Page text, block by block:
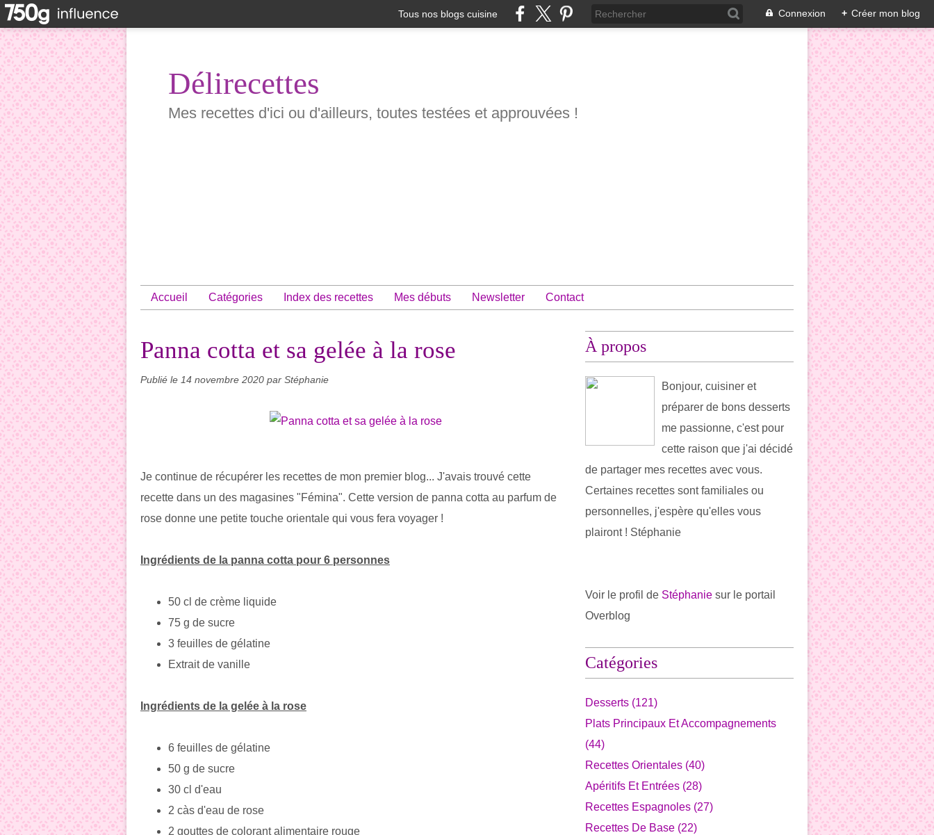
Tous nos blogs cuisine Connexion + Créer mon blog
Délirecettes
Mes recettes d'ici ou d'ailleurs, toutes testées et approuvées !
Accueil Catégories Index des recettes Mes débuts Newsletter Contact
Panna cotta et sa gelée à la rose
Publié le 14 novembre 2020 par Stéphanie
Je continue de récupérer les recettes de mon premier blog... J'avais trouvé cette
recette dans un des magasines "Fémina". Cette version de panna cotta au parfum de
rose donne une petite touche orientale qui vous fera voyager !
Ingrédients de la panna cotta pour 6 personnes
50 cl de crème liquide
75 g de sucre
3 feuilles de gélatine
Extrait de vanille
Ingrédients de la gelée à la rose
6 feuilles de gélatine
50 g de sucre
30 cl d'eau
2 càs d'eau de rose
2 gouttes de colorant alimentaire rouge
À propos
Bonjour, cuisiner et
préparer de bons desserts
me passionne, c'est pour
cette raison que j'ai décidé
de partager mes recettes avec vous.
Certaines recettes sont familiales ou
personnelles, j'espère qu'elles vous
plairont ! Stéphanie
Voir le profil de Stéphanie sur le portail
Overblog
Catégories
Desserts (121)
Plats Principaux Et Accompagnements
(44)
Recettes Orientales (40)
Apéritifs Et Entrées (28)
Recettes Espagnoles (27)
Recettes De Base (22)